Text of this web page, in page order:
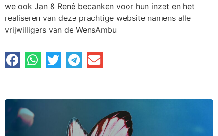
we ook Jan & René bedanken voor hun inzet en het
realiseren van deze prachtige website namens alle
vrijwilligers van de WensAmbu